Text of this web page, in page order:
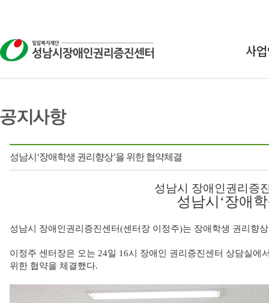
사
성남시‘장애학생 권리향상’을 위한 협약체결
성남시 장애인권리증
성남시‘장애
성남시 장애인권리증진센터(센터장 이정주)는 장애학생 권리향
이정주 센터장은 오는 24일 16시 장애인 권리증진센터 상담실
위한 협약을 체결했다.